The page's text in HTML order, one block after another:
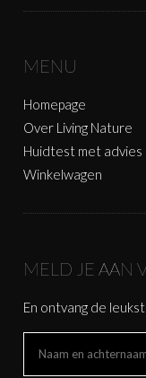
MENU
Homepage
Over Living Nature
Huidtest met advies
Winkelwagen
MELD JE AAN
En ontvang de